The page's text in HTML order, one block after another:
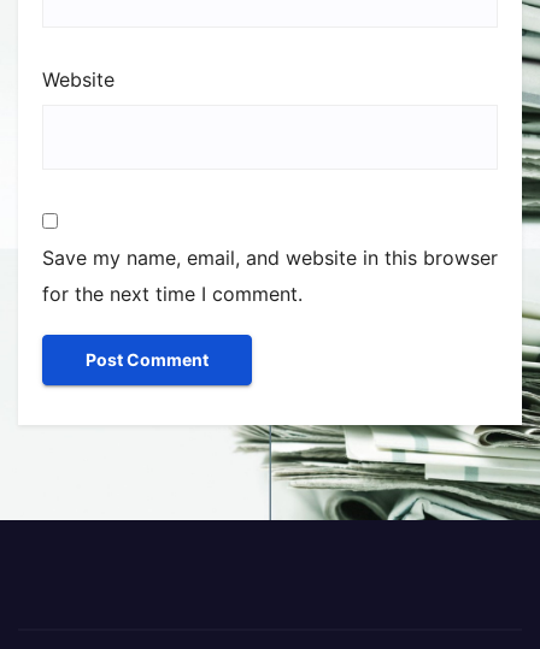
Website
Save my name, email, and website in this browser
for the next time I comment.